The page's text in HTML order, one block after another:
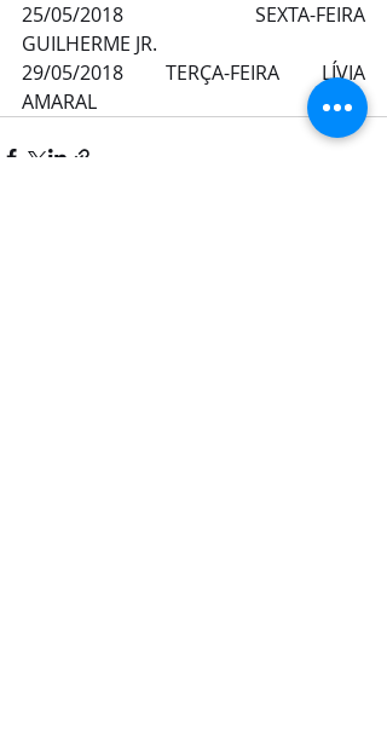
25/05/2018   SEXTA-FEIRA
GUILHERME JR.
29/05/2018   TERÇA-FEIRA   LÍVIA
AMARAL